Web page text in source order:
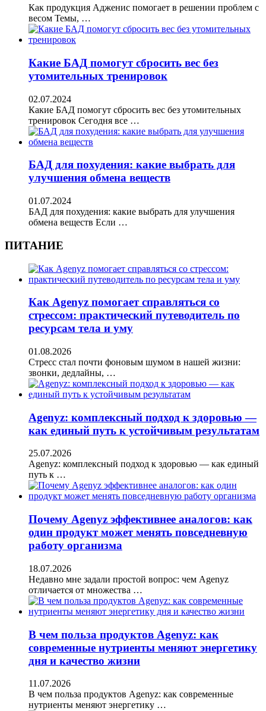
Как продукция Адженис помогает в решении проблем с
весом Темы, …
Какие БАД помогут сбросить вес без
утомительных тренировок
02.07.2024
Какие БАД помогут сбросить вес без утомительных
тренировок Сегодня все …
БАД для похудения: какие выбрать для
улучшения обмена веществ
01.07.2024
БАД для похудения: какие выбрать для улучшения
обмена веществ Если …
ПИТАНИЕ
Как Agenyz помогает справляться со
стрессом: практический путеводитель по
ресурсам тела и уму
01.08.2026
Стресс стал почти фоновым шумом в нашей жизни:
звонки, дедлайны, …
Agenyz: комплексный подход к здоровью —
как единый путь к устойчивым результатам
25.07.2026
Agenyz: комплексный подход к здоровью — как единый
путь к …
Почему Agenyz эффективнее аналогов: как
один продукт может менять повседневную
работу организма
18.07.2026
Недавно мне задали простой вопрос: чем Agenyz
отличается от множества …
В чем польза продуктов Agenyz: как
современные нутриенты меняют энергетику
дня и качество жизни
11.07.2026
В чем польза продуктов Agenyz: как современные
нутриенты меняют энергетику …